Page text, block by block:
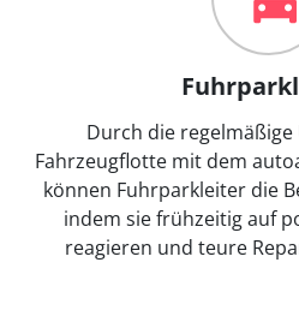
Durch die
Fahrzeugflotte mit dem
können Fuhrparkleiter die
indem sie frühzeitig auf
reagieren und teure